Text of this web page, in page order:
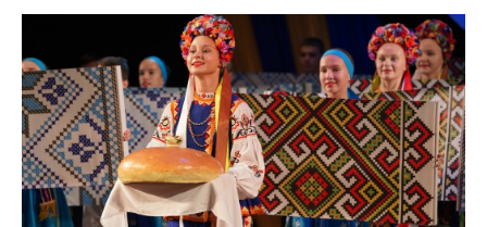
Палац
дітей
та
юнацтва
зустрічає
гостей